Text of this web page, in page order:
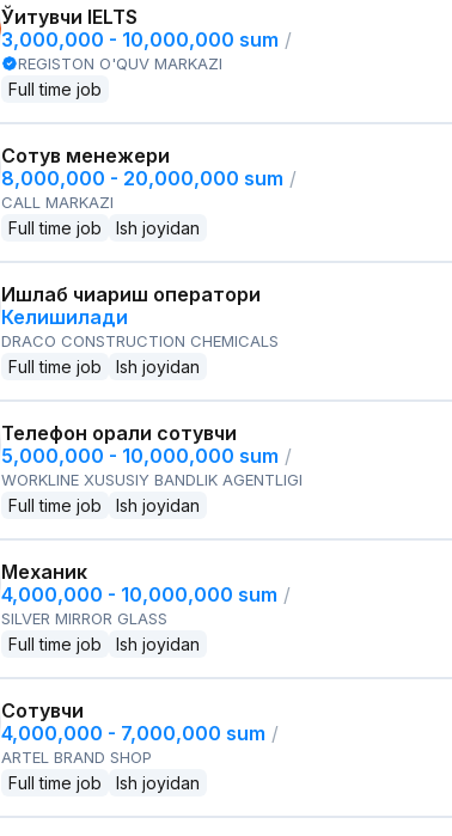
Ўқитувчи IELTS
3,000,000 - 10,000,000 sum /
REGISTON O'QUV MARKAZI
Full time job
Сотув менежери
8,000,000 - 20,000,000 sum /
CALL MARKAZI
Full time job Ish joyidan
Ишлаб чиқариш оператори
Келишилади
DRACO CONSTRUCTION CHEMICALS
Full time job Ish joyidan
Телефон орқали сотувчи
5,000,000 - 10,000,000 sum /
WORKLINE XUSUSIY BANDLIK AGENTLIGI
Full time job Ish joyidan
Механик
4,000,000 - 10,000,000 sum /
SILVER MIRROR GLASS
Full time job Ish joyidan
Сотувчи
4,000,000 - 7,000,000 sum /
ARTEL BRAND SHOP
Full time job Ish joyidan